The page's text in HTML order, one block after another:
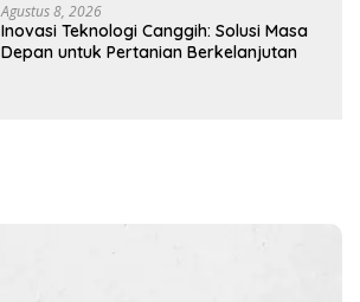
Agustus 8, 2026
Inovasi Teknologi Canggih: Solusi Masa
Depan untuk Pertanian Berkelanjutan